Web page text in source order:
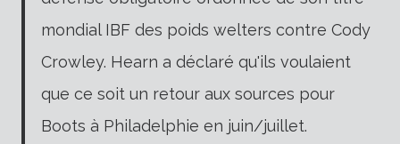
mondial IBF des poids welters contre Cody
Crowley. Hearn a déclaré qu'ils voulaient
que ce soit un retour aux sources pour
Boots à Philadelphie en juin/juillet.